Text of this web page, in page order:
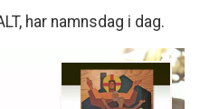
har namnsdag i dag.